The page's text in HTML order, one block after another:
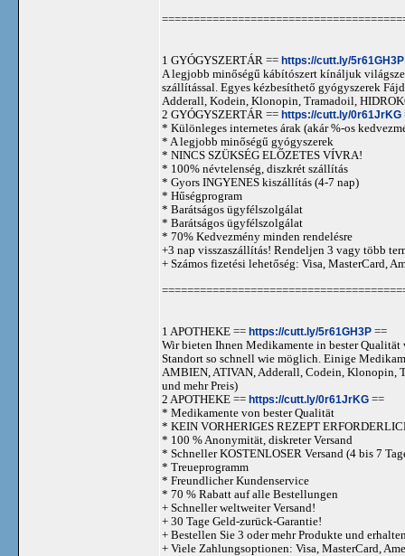
1 GYÓGYSZERTÁR == https://cutt.ly/5r61GH3P
A legjobb minőségű kábítószert kínáljuk
szállítással. Egyes kézbesíthető gyógyszerek
Adderall, Kodein, Klonopin, Tramadoil,
2 GYÓGYSZERTÁR == https://cutt.ly/0r61JrKG
* Különleges internetes árak (akár %-os
* A legjobb minőségű gyógyszerek
* NINCS SZÜKSÉG ELŐZETES VÍVRA!
* 100% névtelenség, diszkrét szállítás
* Gyors INGYENES kiszállítás (4-7 nap)
* Hűségprogram
* Barátságos ügyfélszolgálat
* Barátságos ügyfélszolgálat
* 70% Kedvezmény minden rendelésre
+3 nap visszaszállítás! Rendeljen 3 vagy több
+ Számos fizetési lehetőség: Visa, MasterCard,
1 APOTHEKE == https://cutt.ly/5r61GH3P ==
Wir bieten Ihnen Medikamente in bester
Standort so schnell wie möglich. Einige
AMBIEN, ATIVAN, Adderall, Codein, Klonopin,
und mehr Preis)
2 APOTHEKE == https://cutt.ly/0r61JrKG ==
* Medikamente von bester Qualität
* KEIN VORHERIGES REZEPT
* 100 % Anonymität, diskreter Versand
* Schneller KOSTENLOSER Versand (4 bis 7
* Treueprogramm
* Freundlicher Kundenservice
* 70 % Rabatt auf alle Bestellungen
+ Schneller weltweiter Versand!
+ 30 Tage Geld-zurück-Garantie!
+ Bestellen Sie 3 oder mehr Produkte und
+ Viele Zahlungsoptionen: Visa, MasterCard,